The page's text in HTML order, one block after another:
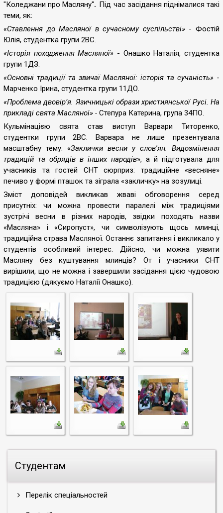
Студентам
Перелік спеціальностей
"Коледжани про Масляну". Під час засідання піднімалися такі
теми, як:
«Ставлення до Масляної в сучасному суспільстві»- Фостій
Юлія, студентка групи 2ВС.
«Історія походження Масляної» - Онашко Наталія, студентка
групи 1ДЗ.
«Основні традиції та звичаї Масляної: історія та сучаність» -
Марченко Ірина, студентка групи 11ДО.
«Проблема двовір’я. Язичницькі образи християнської Русі. На
прикладі свята Масляної» - Степура Катерина, група 34ПО.
Кульмінацією свята став виступ Варвари Титоренко,
студентки групи 2ВС. Варвара не лише презентувала
масштабну тему: «Заклички весни у слов'ян. Видозмінення
традицій та обрядів в інших народів», а й підготувала для
учасників та гостей СНТ сюрприз: традиційне «весняне»
печиво у формі пташок та зіграла «закличку» на зозулиці.
Зміст доповідей викликав жваві обговорення серед
присутніх: чи можна провести паралелі між традиціями
зустрічі весни в різних народів, звідки походять назви
«Масляна» і «Сиропуст», чи символізують щось млинці,
традиційна страва Масляної. Останнє запитання і викликало у
студентів особливий інтерес. Дійсно, чи можна уявити
Масляну без куштування млинців? От і учасники СНТ
вирішили, що не можна і завершили засідання цією чудовою
традицією (дякуємо Наталії Онашко).